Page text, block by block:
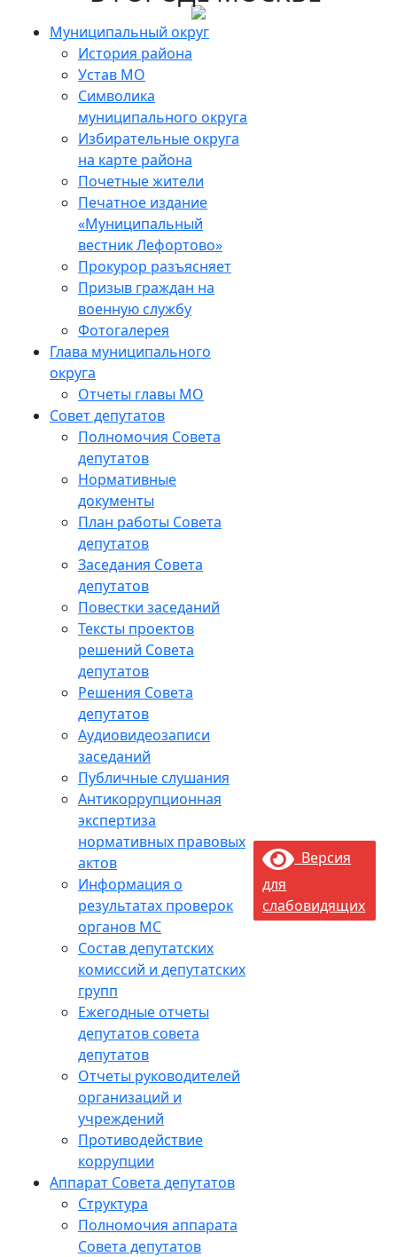
Муниципальный округ
История района
Устав МО
Символика
муниципального округа
Избирательные округа
на карте района
Почетные жители
Печатное издание
«Муниципальный
вестник Лефортово»
Прокурор разъясняет
Призыв граждан на
военную службу
Фотогалерея
Глава муниципального
округа
Отчеты главы МО
Совет депутатов
Полномочия Совета
депутатов
Нормативные
документы
План работы Совета
депутатов
Заседания Cовета
депутатов
Повестки заседаний
Тексты проектов
решений Совета
депутатов
Решения Совета
депутатов
Аудиовидеозаписи
заседаний
Публичные слушания
Антикоррупционная
экспертиза
нормативных правовых
актов
Информация о
результатах проверок
органов МС
Состав депутатских
комиссий и депутатских
групп
Ежегодные отчеты
депутатов совета
депутатов
Отчеты руководителей
организаций и
учреждений
Противодействие
коррупции
Аппарат Совета депутатов
Структура
Полномочия аппарата
Совета депутатов
Версия
для
слабовидящих